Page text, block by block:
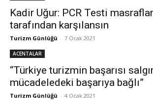
Kadir Uğur: PCR Testi
tarafından karşılansın
Turizm Günlüğü - 7 Ocak 2021
ACENTALAR
“Türkiye turizmin başarısı
mücadeledeki başarıya bağlı”
Turizm Günlüğü - 4 Ocak 2021